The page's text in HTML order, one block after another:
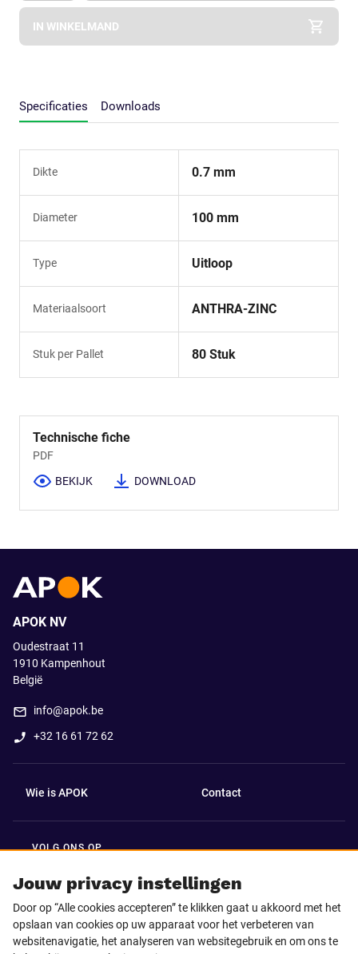
Apok.Product.Detail.AddToCart.Quantity (Optioneel)
IN WINKELMAND
Specificaties Downloads
Dikte 0.7 mm
Diameter 100 mm
Type Uitloop
Materiaalsoort ANTHRA-ZINC
Stuk per Pallet 80 Stuk
Technische fiche
PDF
BEKIJK DOWNLOAD
Jouw privacy instellingen
Door op “Alle cookies accepteren” te klikken gaat u akkoord met het
opslaan van cookies op uw apparaat voor het verbeteren van
websitenavigatie, het analyseren van websitegebruik en om ons te
APOK NV
Oudestraat 11
1910 Kampenhout
België
info@apok.be
+32 16 61 72 62
Wie is APOK Contact
VOLG ONS OP
Facebook LinkedIn
Instagram TikTok